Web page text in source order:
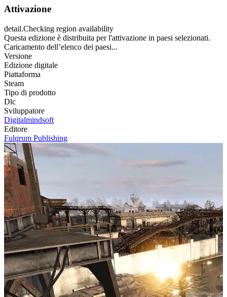
Attivazione
detail.Checking region availability
Questa edizione è distribuita per l'attivazione in paesi selezionati.
Caricamento dell’elenco dei paesi...
Versione
Edizione digitale
Piattaforma
Steam
Tipo di prodotto
Dlc
Sviluppatore
Digitalmindsoft
Editore
Fulqrum Publishing